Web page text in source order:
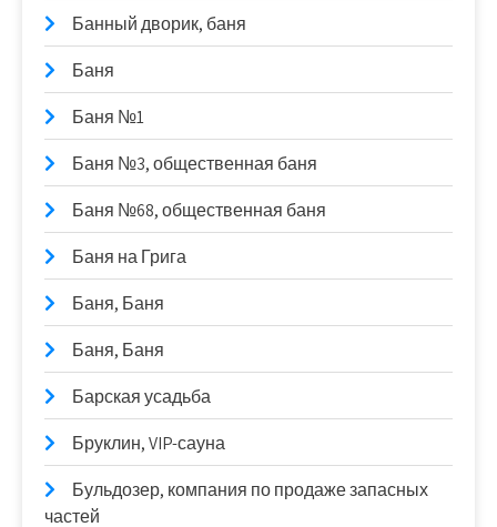
Банный дворик, баня
Баня
Баня №1
Баня №3, общественная баня
Баня №68, общественная баня
Баня на Грига
Баня, Баня
Баня, Баня
Барская усадьба
Бруклин, VIP-сауна
Бульдозер, компания по продаже запасных
частей